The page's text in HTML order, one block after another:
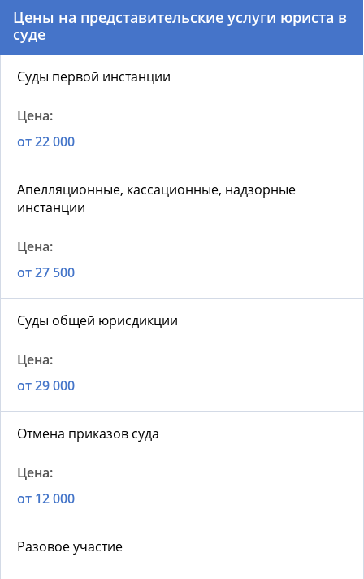
Цены на представительские услуги юриста в
суде
Суды первой инстанции
от 22 000
Апелляционные, кассационные, надзорные
инстанции
от 27 500
Суды общей юрисдикции
от 29 000
Отмена приказов суда
от 12 000
Разовое участие